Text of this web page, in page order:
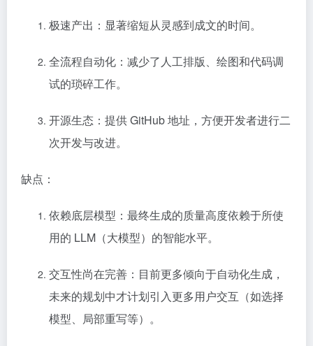
极速产出：显著缩短从灵感到成文的时间。
全流程自动化：减少了人工排版、绘图和代码调
试的琐碎工作。
开源生态：提供 GitHub 地址，方便开发者进行二
次开发与改进。
缺点：
依赖底层模型：最终生成的质量高度依赖于所使
用的 LLM（大模型）的智能水平。
交互性尚在完善：目前更多倾向于自动化生成，
未来的规划中才计划引入更多用户交互（如选择
模型、局部重写等）。